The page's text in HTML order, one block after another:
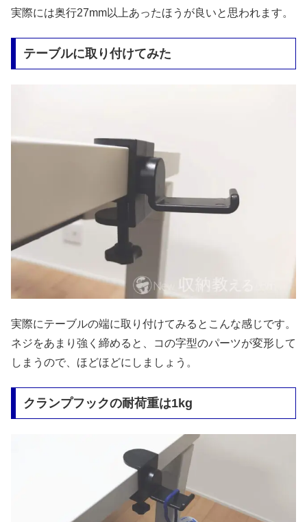
実際には奥行27mm以上あったほうが良いと思われます。
テーブルに取り付けてみた
実際にテーブルの端に取り付けてみるとこんな感じです。
ネジをあまり強く締めると、コの字型のパーツが変形して
しまうので、ほどほどにしましょう。
クランプフックの耐荷重は1kg